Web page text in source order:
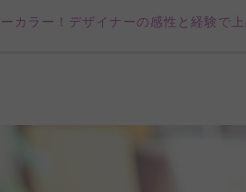
カラー！デザイナーの感性と経験で